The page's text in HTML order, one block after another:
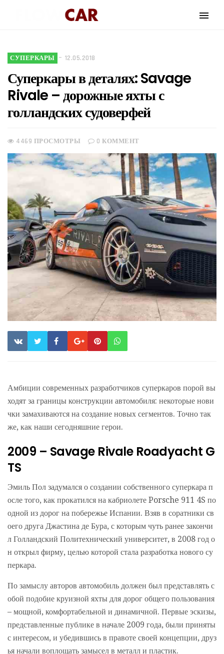
СУПЕРКАРЫ 12.05.2018
Суперкары в деталях: Savage
Rivale – дорожные яхты с
голландских судоверфей
4469 ПРОСМОТРЫ 0 КОММЕНТ
Амбиции современных разработчиков суперкаров порой вы
ходят за границы конструкции автомобиля: некоторые нови
чки замахиваются на создание новых сегментов. Точно так
же, как наши сегодняшние герои.
2009 – Savage Rivale Roadyacht G
TS
Эмиль Пол задумался о создании собственного суперкара п
осле того, как прокатился на кабриолете Porsche 911 4S по
одной из дорог на побережье Испании. Взяв в соратники св
оего друга Джастина де Бура, с которым чуть ранее закончи
л Голландский Политехнический университет, в 2008 год о
н открыл фирму, целью которой стала разработка нового су
перкара.
По замыслу авторов автомобиль должен был представлять с
обой подобие круизной яхты для дорог общего пользования
– мощной, комфортабельной и динамичной. Первые эскизы,
представленные публике в начале 2009 года, были приняты
с интересом, и убедившись в правоте своей концепции, друз
ья начали воплощать замысел в металл и пластик.